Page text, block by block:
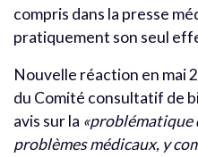
compris dans la presse
pratiquement son seul
Nouvelle réaction en mai
du Comité consultatif de
avis sur la «problématique
problèmes médicaux, y